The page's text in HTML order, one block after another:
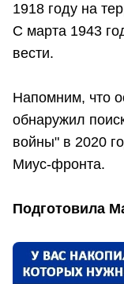
1918 году на
С марта 1943
вести.
Напомним, что
обнаружил
войны" в 2020
Миус-фронта.
Подготовила